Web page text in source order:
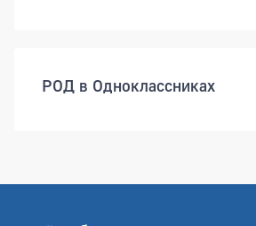
РОД в Одноклассниках